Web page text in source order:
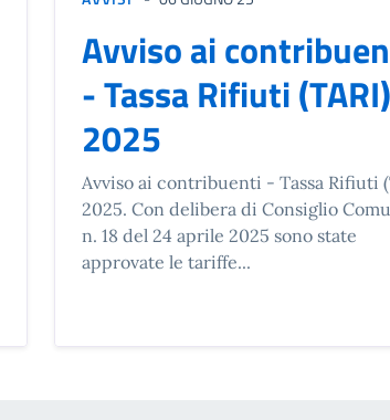
Avviso ai
- Tassa Rifiuti (TARI)
2025
Avviso ai contribuenti - Tassa Rifiuti
2025. Con delibera di Consiglio
n. 18 del 24 aprile 2025 sono state
approvate le tariffe...